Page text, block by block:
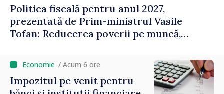
Politica fiscală pentru anul 2027,
prezentată de Prim-ministrul Vasile
Tofan: Reducerea poverii pe muncă,
echitabilă
/ Acum 6 ore
Impozitul pe venit pentru